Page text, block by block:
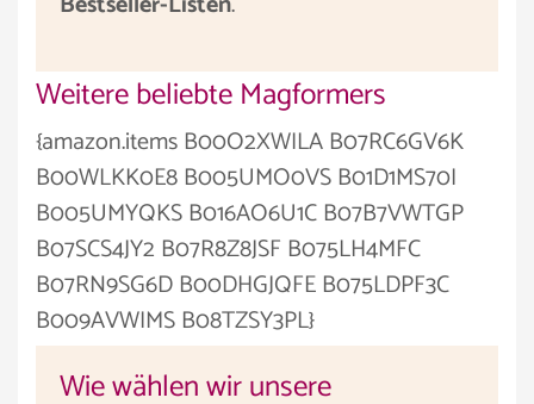
Weitere beliebte Magformers
{amazon.items B00O2XWILA B07RC6GV6K
B00WLKK0E8 B005UMO0VS B01D1MS70I
B005UMYQKS B016AO6U1C B07B7VWTGP
B07SCS4JY2 B07R8Z8JSF B075LH4MFC
B07RN9SG6D B00DHGJQFE B075LDPF3C
B009AVWIMS B08TZSY3PL}
Wie wählen wir unsere